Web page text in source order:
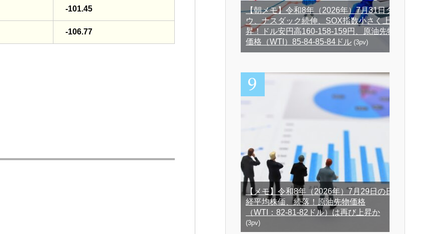
-101.45
-106.77
【朝メモ】令和8年（2026年）7月31日ダ
ウ、ナスダック続伸、SOX指数小さく上
昇！ドル安円高160-158-159円、原油先物
価格（WTI）85-84-85-84ドル (3pv)
【メモ】令和8年（2026年）7月29日の日
経平均株価、続落！原油先物価格
（WTI：82-81-82ドル）は再び上昇か
(3pv)